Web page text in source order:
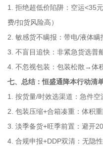
1. 拒绝超低价陷阱：空运<35
费/扣货风险高）
2. 敏感货不瞒报：带电/液体
3. 不盲目追快：非紧急货选普
4. 不忽视包装：包装松散→体
七、总结：恒盛通降本行动清
1. 按货量/时效选渠道：急件
2. 包装压缩+合箱凑重：体积
3. 淡季备货+旺季前置：避开
4. 合规申报+DDP双清：无隐